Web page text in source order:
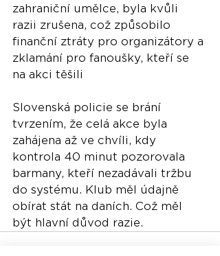
zahraniční umělce, byla kvůli
razii zrušena, což způsobilo
finanční ztráty pro organizátory a
zklamání pro fanoušky, kteří se
na akci těšili​
Slovenská policie se brání
tvrzením, že celá akce byla
zahájena až ve chvíli, kdy
kontrola 40 minut pozorovala
barmany, kteří nezadávali tržbu
do systému. Klub měl údajně
obírat stát na daních. Což měl
být hlavní důvod razie.